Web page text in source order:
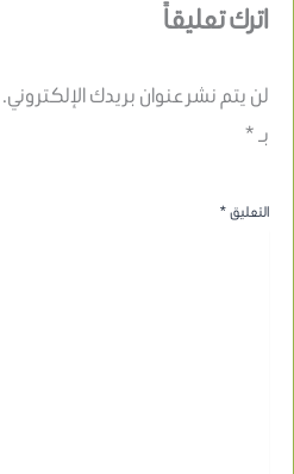
اترك تعليقاً
لن يتم نشر عنوان بريدك الإلكتروني.
بـ*
التعليق*